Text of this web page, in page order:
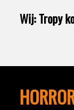
Wij: Tropy